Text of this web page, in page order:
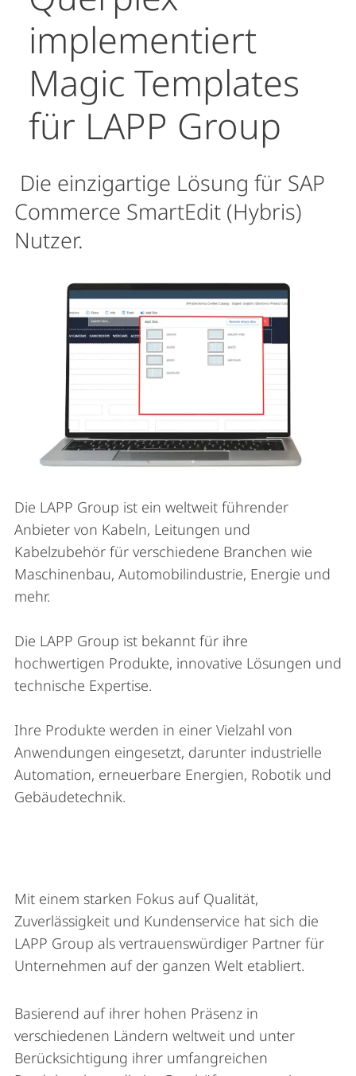
implementiert
Magic Templates
für LAPP Group
Die einzigartige Lösung für SAP
Commerce SmartEdit (Hybris)
Nutzer.
Die LAPP Group ist ein weltweit führender
Anbieter von Kabeln, Leitungen und
Kabelzubehör für verschiedene Branchen wie
Maschinenbau, Automobilindustrie, Energie und
mehr.
Die LAPP Group ist bekannt für ihre
hochwertigen Produkte, innovative Lösungen und
technische Expertise.
Ihre Produkte werden in einer Vielzahl von
Anwendungen eingesetzt, darunter industrielle
Automation, erneuerbare Energien, Robotik und
Gebäudetechnik.
Mit einem starken Fokus auf Qualität,
Zuverlässigkeit und Kundenservice hat sich die
LAPP Group als vertrauenswürdiger Partner für
Unternehmen auf der ganzen Welt etabliert.
Basierend auf ihrer hohen Präsenz in
verschiedenen Ländern weltweit und unter
Berücksichtigung ihrer umfangreichen